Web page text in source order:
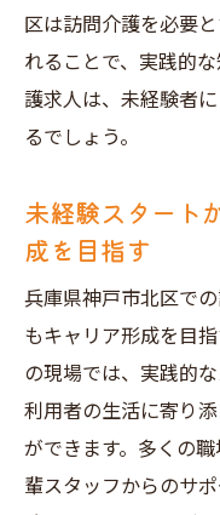
意事項
未経験者が
第一歩
未経験から始め
訪問介護求
神戸市北区
未経験者が
訪問介護求
神戸市北区
ト
区は訪問介護を必要
れることで、実践的
護求人は、未経験者
るでしょう。
未経験スタート
成を目指す
兵庫県神戸市北区で
もキャリア形成を目
の現場では、実践的
利用者の生活に寄り
ができます。多くの
輩スタッフからのサ